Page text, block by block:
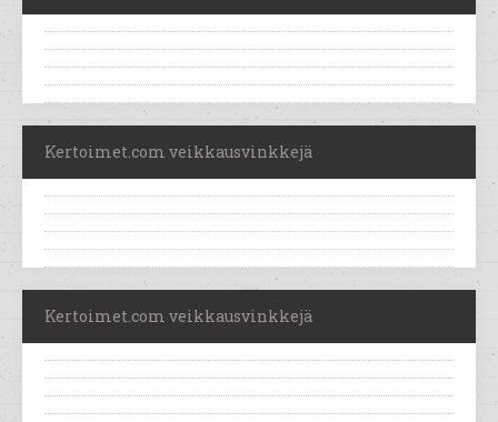
Kertoimet.com veikkausvinkkejä
Kertoimet.com veikkausvinkkejä